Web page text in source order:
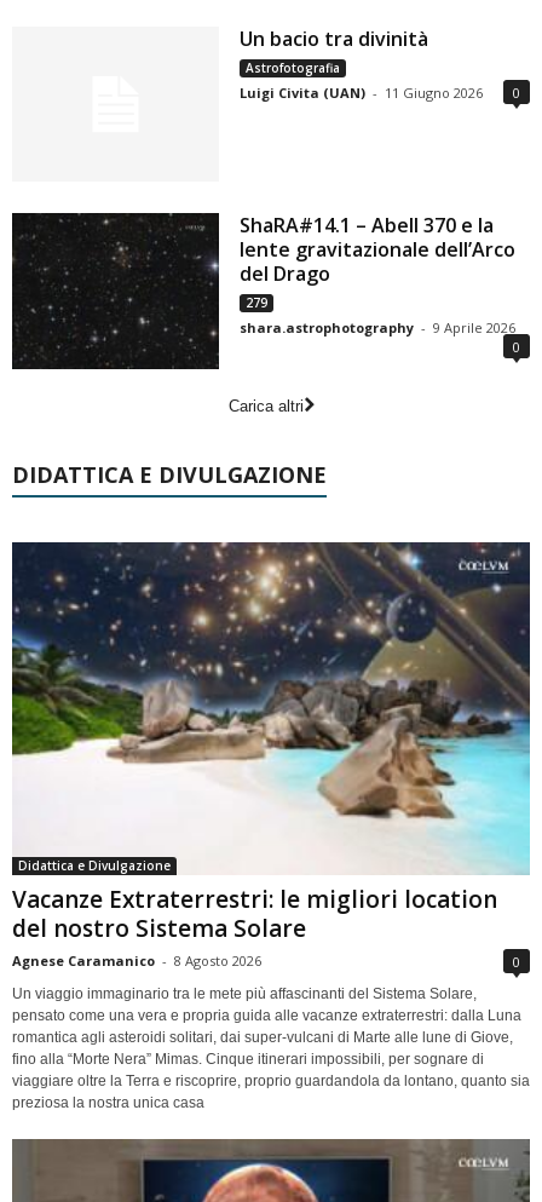
Un bacio tra divinità
Astrofotografia
Luigi Civita (UAN) - 11 Giugno 2026 0
ShaRA#14.1 – Abell 370 e la
lente gravitazionale dell’Arco
del Drago
279
shara.astrophotography - 9 Aprile 2026
0
Carica altri
DIDATTICA E DIVULGAZIONE
Didattica e Divulgazione
Vacanze Extraterrestri: le migliori location
del nostro Sistema Solare
Agnese Caramanico - 8 Agosto 2026 0
Un viaggio immaginario tra le mete più affascinanti del Sistema Solare,
pensato come una vera e propria guida alle vacanze extraterrestri: dalla Luna
romantica agli asteroidi solitari, dai super-vulcani di Marte alle lune di Giove,
fino alla “Morte Nera” Mimas. Cinque itinerari impossibili, per sognare di
viaggiare oltre la Terra e riscoprire, proprio guardandola da lontano, quanto sia
preziosa la nostra unica casa